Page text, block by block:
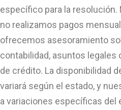
específico para la
no realizamos pagos
ofrecemos asesoramiento
contabilidad, asuntos legales
de crédito. La disponibilidad
variará según el estado, y
a variaciones específicas del